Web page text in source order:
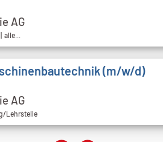
AG
(m/w/d)
AG
Lehrstelle